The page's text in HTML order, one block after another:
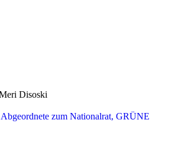
Disoski
Abgeordnete zum Nationalrat, GRÜNE